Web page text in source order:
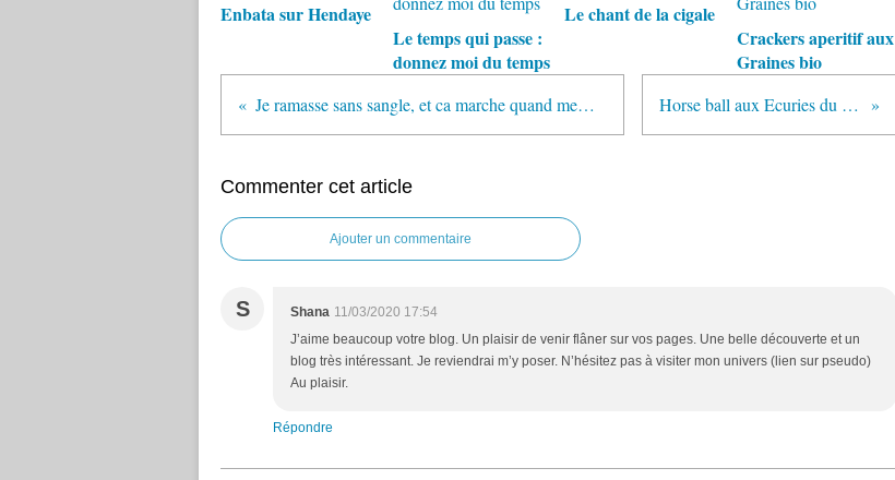
Enbata sur Hendaye
Le temps qui passe :
donnez moi du temps
Le chant de la cigale
Crackers aperitif aux
Graines bio
Je ramasse sans sangle, et ca marche quand meme...... Horse ball aux Ecuries du Pato
Commenter cet article
Ajouter un commentaire
S Shana 11/03/2020 17:54
J’aime beaucoup votre blog. Un plaisir de venir flâner sur vos pages. Une belle découverte et un
blog très intéressant. Je reviendrai m’y poser. N’hésitez pas à visiter mon univers (lien sur pseudo)
Au plaisir.
Répondre